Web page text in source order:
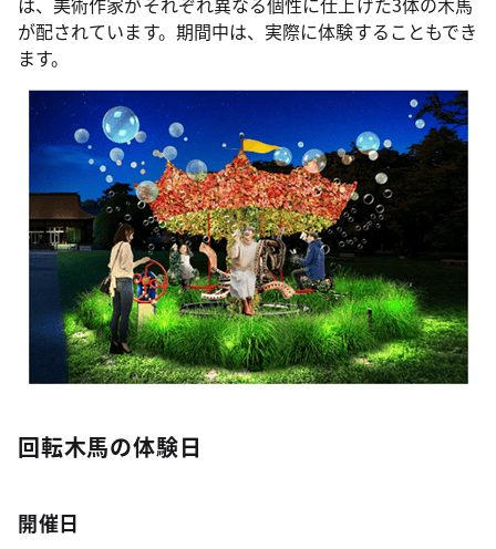
が配されています。期間中は、実際に体験することもでき
ます。
回転木馬の体験日
開催日